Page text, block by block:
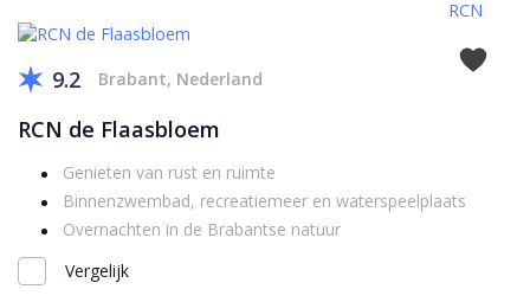
9.2 Brabant, Nederland
RCN de Flaasbloem
Genieten van rust en ruimte
Binnenzwembad, recreatiemeer en waterspeelplaats
Overnachten in de Brabantse natuur
Vergelijk